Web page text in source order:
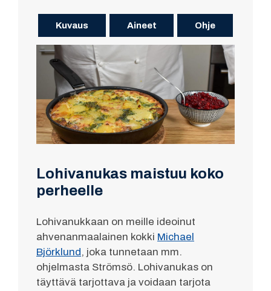
Kuvaus Aineet Ohje
Lohivanukas maistuu koko
perheelle
Lohivanukkaan on meille ideoinut
ahvenanmaalainen kokki Michael
Björklund , joka tunnetaan mm.
ohjelmasta Strömsö. Lohivanukas on
täyttävä tarjottava ja voidaan tarjota